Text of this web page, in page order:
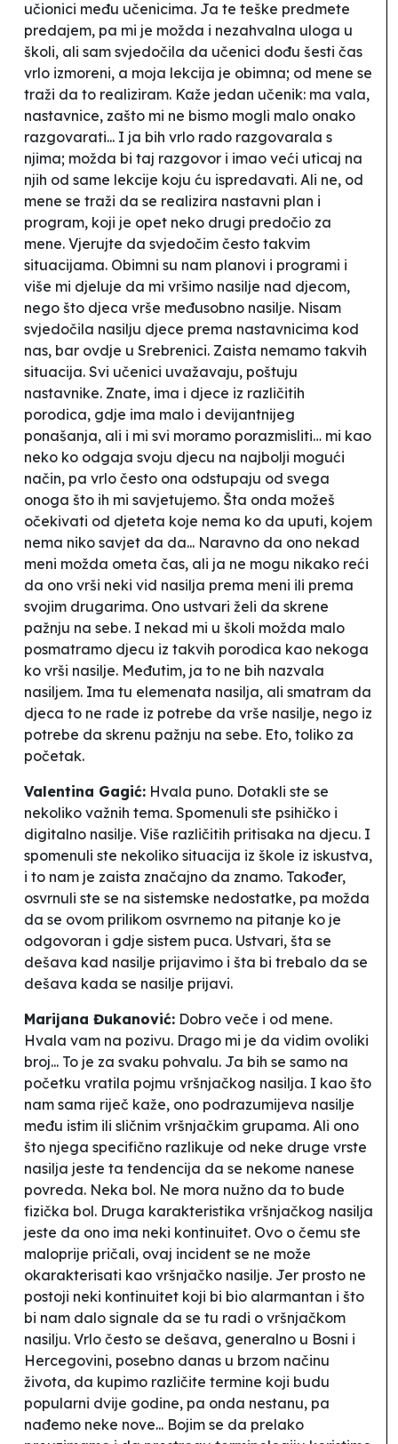
učionici među učenicima. Ja te teške predmete
predajem, pa mi je možda i nezahvalna uloga u
školi, ali sam svjedočila da učenici dođu šesti čas
vrlo izmoreni, a moja lekcija je obimna; od mene se
traži da to realiziram. Kaže jedan učenik: ma vala,
nastavnice, zašto mi ne bismo mogli malo onako
razgovarati... I ja bih vrlo rado razgovarala s
njima; možda bi taj razgovor i imao veći uticaj na
njih od same lekcije koju ću ispredavati. Ali ne, od
mene se traži da se realizira nastavni plan i
program, koji je opet neko drugi predočio za
mene. Vjerujte da svjedočim često takvim
situacijama. Obimni su nam planovi i programi i
više mi djeluje da mi vršimo nasilje nad djecom,
nego što djeca vrše međusobno nasilje. Nisam
svjedočila nasilju djece prema nastavnicima kod
nas, bar ovdje u Srebrenici. Zaista nemamo takvih
situacija. Svi učenici uvažavaju, poštuju
nastavnike. Znate, ima i djece iz različitih
porodica, gdje ima malo i devijantnijeg
ponašanja, ali i mi svi moramo porazmisliti… mi kao
neko ko odgaja svoju djecu na najbolji mogući
način, pa vrlo često ona odstupaju od svega
onoga što ih mi savjetujemo. Šta onda možeš
očekivati od djeteta koje nema ko da uputi, kojem
nema niko savjet da da... Naravno da ono nekad
meni možda ometa čas, ali ja ne mogu nikako reći
da ono vrši neki vid nasilja prema meni ili prema
svojim drugarima. Ono ustvari želi da skrene
pažnju na sebe. I nekad mi u školi možda malo
posmatramo djecu iz takvih porodica kao nekoga
ko vrši nasilje. Međutim, ja to ne bih nazvala
nasiljem. Ima tu elemenata nasilja, ali smatram da
djeca to ne rade iz potrebe da vrše nasilje, nego iz
potrebe da skrenu pažnju na sebe. Eto, toliko za
početak.
Valentina Gagić: Hvala puno. Dotakli ste se
nekoliko važnih tema. Spomenuli ste psihičko i
digitalno nasilje. Više različitih pritisaka na djecu. I
spomenuli ste nekoliko situacija iz škole iz iskustva,
i to nam je zaista značajno da znamo. Također,
osvrnuli ste se na sistemske nedostatke, pa možda
da se ovom prilikom osvrnemo na pitanje ko je
odgovoran i gdje sistem puca. Ustvari, šta se
dešava kad nasilje prijavimo i šta bi trebalo da se
dešava kada se nasilje prijavi.
Marijana Đukanović: Dobro veče i od mene.
Hvala vam na pozivu. Drago mi je da vidim ovoliki
broj... To je za svaku pohvalu. Ja bih se samo na
početku vratila pojmu vršnjačkog nasilja. I kao što
nam sama riječ kaže, ono podrazumijeva nasilje
među istim ili sličnim vršnjačkim grupama. Ali ono
što njega specifično razlikuje od neke druge vrste
nasilja jeste ta tendencija da se nekome nanese
povreda. Neka bol. Ne mora nužno da to bude
fizička bol. Druga karakteristika vršnjačkog nasilja
jeste da ono ima neki kontinuitet. Ovo o čemu ste
maloprije pričali, ovaj incident se ne može
okarakterisati kao vršnjačko nasilje. Jer prosto ne
postoji neki kontinuitet koji bi bio alarmantan i što
bi nam dalo signale da se tu radi o vršnjačkom
nasilju. Vrlo često se dešava, generalno u Bosni i
Hercegovini, posebno danas u brzom načinu
života, da kupimo različite termine koji budu
popularni dvije godine, pa onda nestanu, pa
nađemo neke nove... Bojim se da prelako